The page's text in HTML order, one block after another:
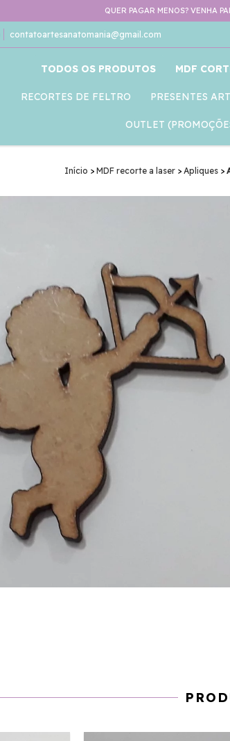
QUER PAGAR MENOS? VENHA
contatoartesanatomania@gmail.com
TODOS OS PRODUTOS MDF
RECORTES DE FELTRO PRESENTES
OUTLET
Início > MDF recorte a laser > Apliques >